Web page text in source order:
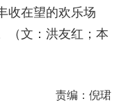
收在望的欢乐场
（文：洪友红；本
责编：倪珺